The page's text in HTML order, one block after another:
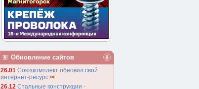
Обновление сайтов
26.01 Союзкомплект обновил свой
интернет-ресурс
26.12 Стальные конструкции -